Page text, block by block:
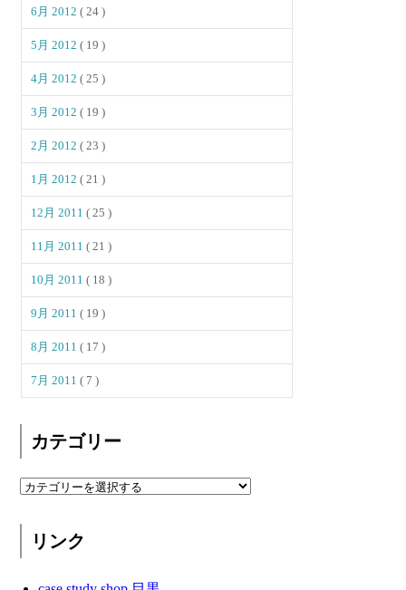
6月 2012( 24 )
5月 2012( 19 )
4月 2012( 25 )
3月 2012( 19 )
2月 2012( 23 )
1月 2012( 21 )
12月 2011( 25 )
11月 2011( 21 )
10月 2011( 18 )
9月 2011( 19 )
8月 2011( 17 )
7月 2011( 7 )
カテゴリー
リンク